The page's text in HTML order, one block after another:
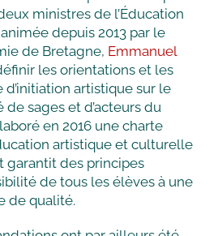
ministres de l’Éducation
depuis 2013 par le
de Bretagne, Emmanuel
les orientations et les
artistique sur le
sages et d’acteurs du
en 2016 une charte
artistique et culturelle
garantit des principes
de tous les élèves à une
de qualité.